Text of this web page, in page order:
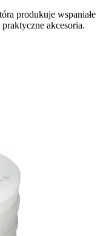
produkuje wspaniałe
akcesoria.